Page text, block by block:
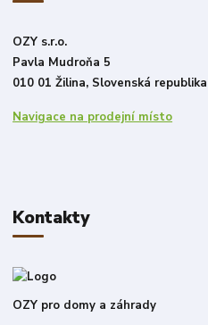
OZY s.r.o.
Pavla Mudroňa 5
010 01 Žilina, Slovenská republika
Navigace na prodejní místo
Kontakty
OZY pro domy a záhrady